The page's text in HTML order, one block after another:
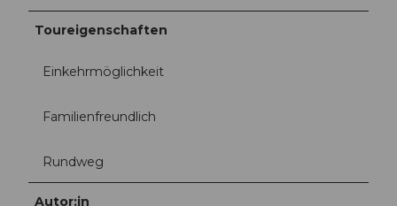
Toureigenschaften
Einkehrmöglichkeit
Familienfreundlich
Rundweg
Autor:in